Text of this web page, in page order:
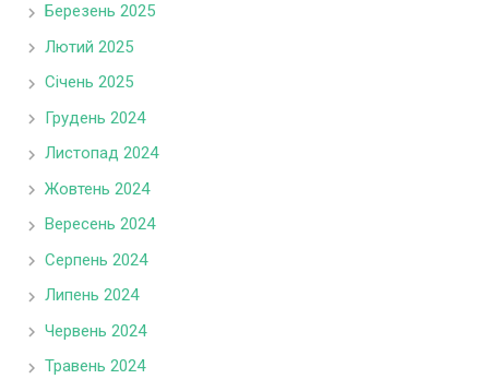
Березень 2025
Лютий 2025
Січень 2025
Грудень 2024
Листопад 2024
Жовтень 2024
Вересень 2024
Серпень 2024
Липень 2024
Червень 2024
Травень 2024